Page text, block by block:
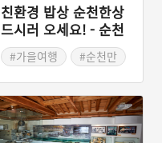
친환경 밥상 순천한상
드시러 오세요! - 순천
푸드ㆍ아트 페스티벌
#가을여행
#순천만